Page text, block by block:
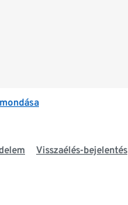
Visszaélés-bejelentés